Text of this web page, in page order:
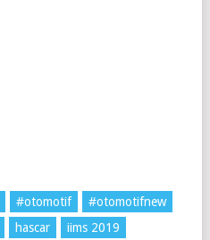
#otomotif
#otomotifnew
hascar iims 2019